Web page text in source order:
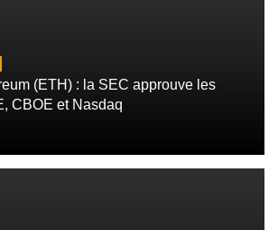
(ETH) : la SEC approuve les
CBOE et Nasdaq